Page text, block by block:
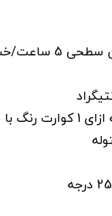
دمای 25 در جه سانتیگراد)